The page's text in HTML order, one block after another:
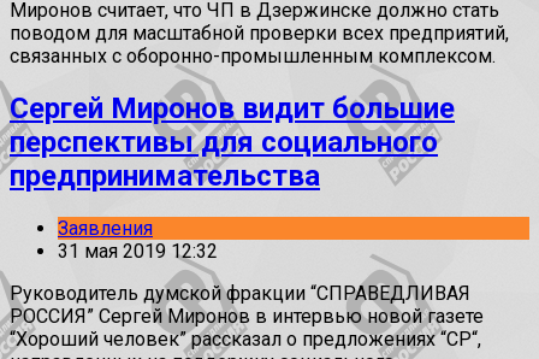
Миронов считает, что ЧП в Дзержинске должно стать
поводом для масштабной проверки всех предприятий,
связанных с оборонно-промышленным комплексом.
Сергей Миронов видит большие
перспективы для социального
предпринимательства
Заявления
31 мая 2019 12:32
Руководитель думской фракции “СПРАВЕДЛИВАЯ
РОССИЯ” Сергей Миронов в интервью новой газете
“Хороший человек” рассказал о предложениях “СР“,